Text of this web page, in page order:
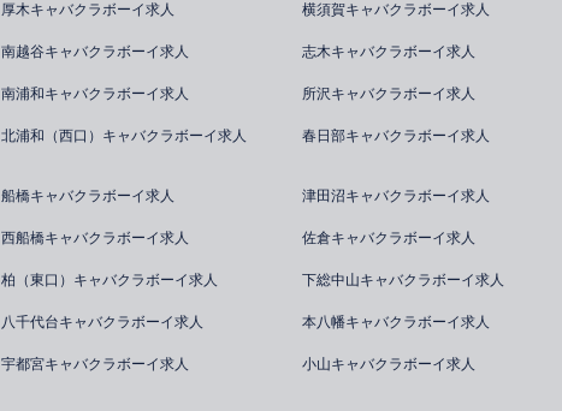
厚木キャバクラボーイ求人 横須賀キャバクラボーイ求人
南越谷キャバクラボーイ求人 志木キャバクラボーイ求人
南浦和キャバクラボーイ求人 所沢キャバクラボーイ求人
北浦和（西口）キャバクラボーイ求人 春日部キャバクラボーイ求人
船橋キャバクラボーイ求人 津田沼キャバクラボーイ求人
西船橋キャバクラボーイ求人 佐倉キャバクラボーイ求人
柏（東口）キャバクラボーイ求人 下総中山キャバクラボーイ求人
八千代台キャバクラボーイ求人 本八幡キャバクラボーイ求人
宇都宮キャバクラボーイ求人 小山キャバクラボーイ求人